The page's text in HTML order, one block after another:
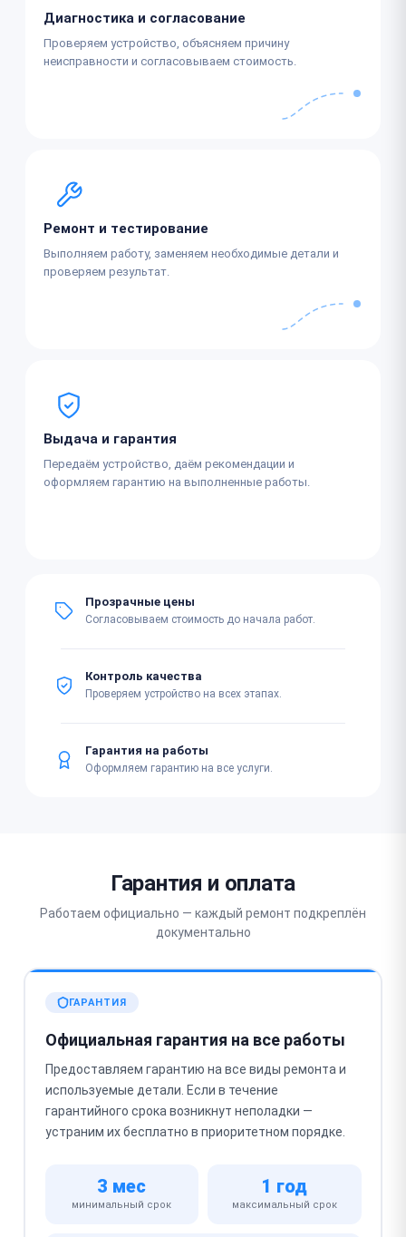
Диагностика и согласование
Проверяем устройство, объясняем причину
неисправности и согласовываем стоимость.
Ремонт и тестирование
Выполняем работу, заменяем необходимые детали и
проверяем результат.
Выдача и гарантия
Передаём устройство, даём рекомендации и
оформляем гарантию на выполненные работы.
Прозрачные цены
Согласовываем стоимость до начала работ.
Контроль качества
Проверяем устройство на всех этапах.
Гарантия на работы
Оформляем гарантию на все услуги.
Гарантия и оплата
Работаем официально — каждый ремонт подкреплён
документально
ГАРАНТИЯ
Официальная гарантия на все работы
Предоставляем гарантию на все виды ремонта и
используемые детали. Если в течение
гарантийного срока возникнут неполадки —
устраним их бесплатно в приоритетном порядке.
3 мес
минимальный срок
1 год
максимальный срок